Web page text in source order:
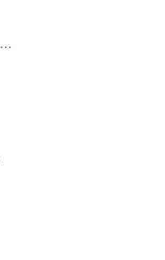
БАД к пище Пилюли «Витаваз», флакон 60 г